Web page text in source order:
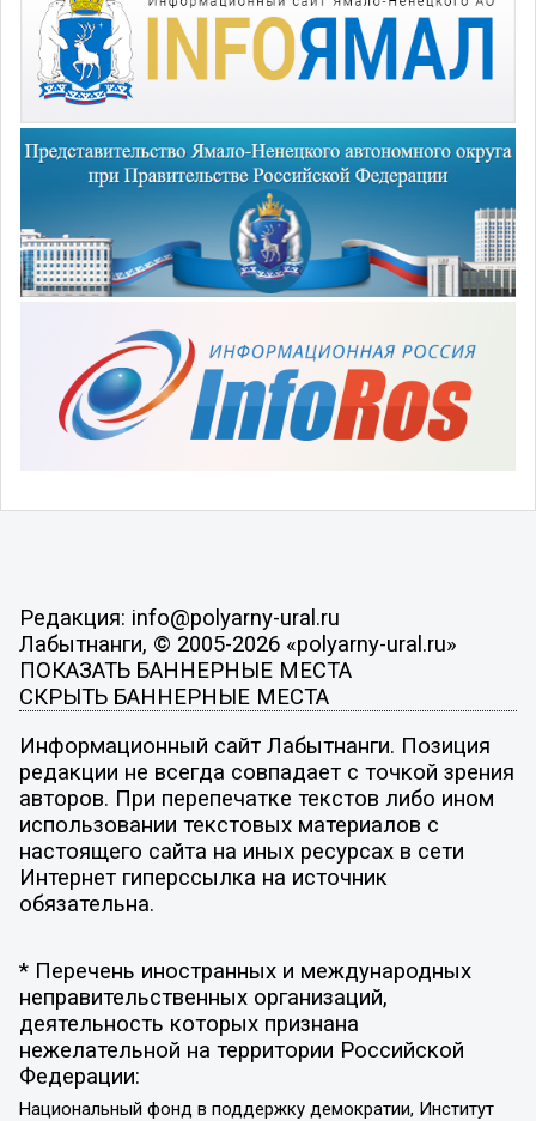
Редакция: info@polyarny-ural.ru
Лабытнанги, © 2005-2026 «polyarny-ural.ru»
ПОКАЗАТЬ БАННЕРНЫЕ МЕСТА
СКРЫТЬ БАННЕРНЫЕ МЕСТА
Информационный сайт Лабытнанги. Позиция
редакции не всегда совпадает с точкой зрения
авторов. При перепечатке текстов либо ином
использовании текстовых материалов с
настоящего сайта на иных ресурсах в сети
Интернет гиперссылка на источник
обязательна.
* Перечень иностранных и международных
неправительственных организаций,
деятельность которых признана
нежелательной на территории Российской
Федерации:
Национальный фонд в поддержку демократии, Институт